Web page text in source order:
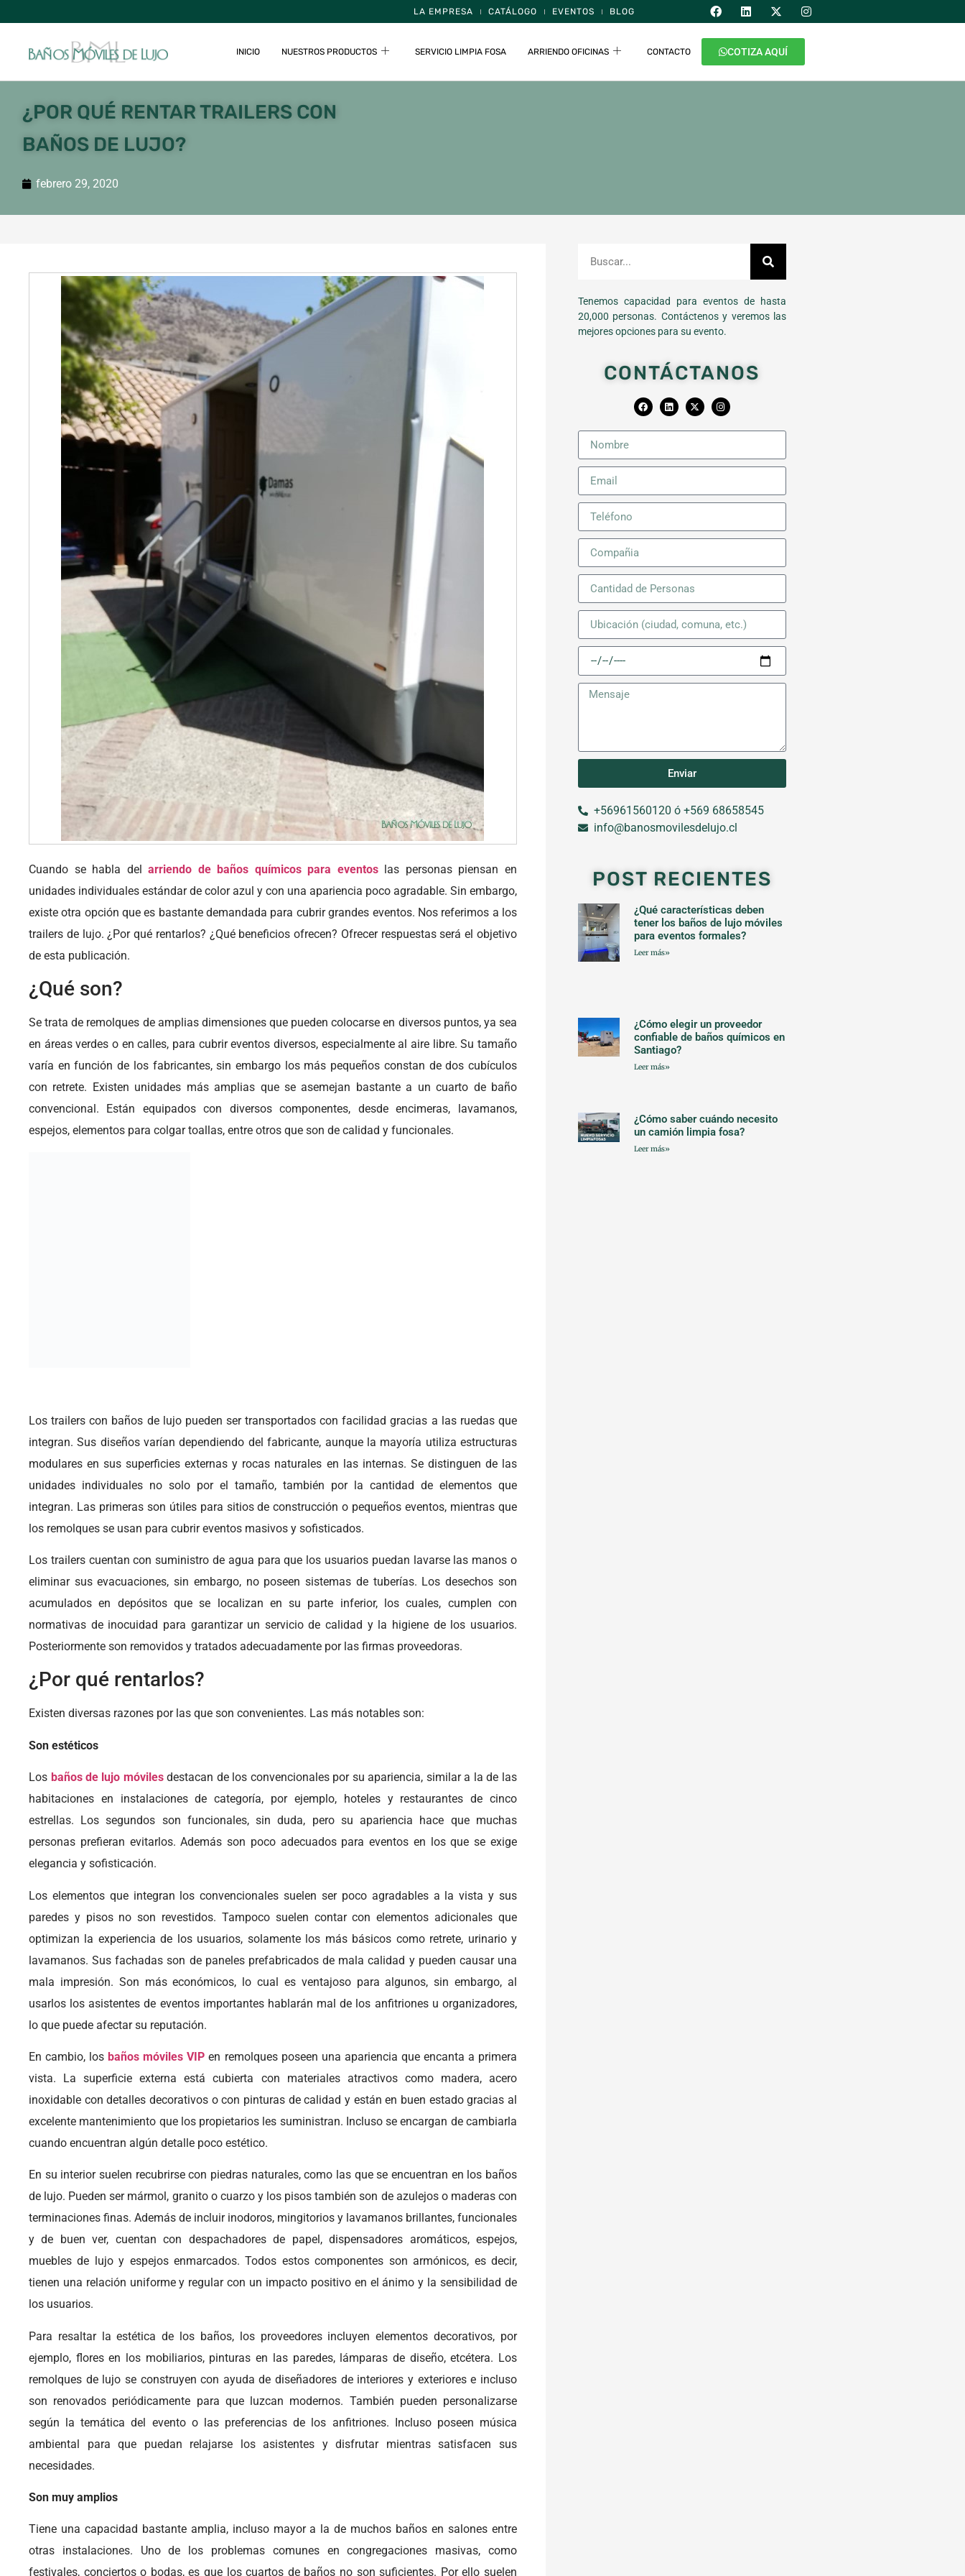
LA EMPRESA CATÁLOGO EVENTOS BLOG
INICIO NUESTROS PRODUCTOS SERVICIO LIMPIA FOSA ARRIENDO OFICINAS CONTACTO COTIZA AQUÍ
¿POR QUÉ RENTAR TRAILERS CON
BAÑOS DE LUJO?
febrero 29, 2020
Cuando se habla delarriendo de baños químicos para eventoslas personas piensan en
unidades individuales estándar de color azul y con una apariencia poco agradable. Sin embargo,
existe otra opción que es bastante demandada para cubrir grandes eventos. Nos referimos a los
trailers de lujo. ¿Por qué rentarlos? ¿Qué beneficios ofrecen? Ofrecer respuestas será el objetivo
de esta publicación.
¿Qué son?
Se trata de remolques de amplias dimensiones que pueden colocarse en diversos puntos, ya sea
en áreas verdes o en calles, para cubrir eventos diversos, especialmente al aire libre. Su tamaño
varía en función de los fabricantes, sin embargo los más pequeños constan de dos cubículos
con retrete. Existen unidades más amplias que se asemejan bastante a un cuarto de baño
convencional. Están equipados con diversos componentes, desde encimeras, lavamanos,
espejos, elementos para colgar toallas, entre otros que son de calidad y funcionales.
Los trailers con baños de lujo pueden ser transportados con facilidad gracias a las ruedas que
integran. Sus diseños varían dependiendo del fabricante, aunque la mayoría utiliza estructuras
modulares en sus superficies externas y rocas naturales en las internas. Se distinguen de las
unidades individuales no solo por el tamaño, también por la cantidad de elementos que
integran. Las primeras son útiles para sitios de construcción o pequeños eventos, mientras que
los remolques se usan para cubrir eventos masivos y sofisticados.
Los trailers cuentan con suministro de agua para que los usuarios puedan lavarse las manos o
eliminar sus evacuaciones, sin embargo, no poseen sistemas de tuberías. Los desechos son
acumulados en depósitos que se localizan en su parte inferior, los cuales, cumplen con
normativas de inocuidad para garantizar un servicio de calidad y la higiene de los usuarios.
Posteriormente son removidos y tratados adecuadamente por las firmas proveedoras.
¿Por qué rentarlos?
Existen diversas razones por las que son convenientes. Las más notables son:
Son estéticos
Los baños de lujo móviles destacan de los convencionales por su apariencia, similar a la de las
habitaciones en instalaciones de categoría, por ejemplo, hoteles y restaurantes de cinco
estrellas. Los segundos son funcionales, sin duda, pero su apariencia hace que muchas
personas prefieran evitarlos. Además son poco adecuados para eventos en los que se exige
elegancia y sofisticación.
Los elementos que integran los convencionales suelen ser poco agradables a la vista y sus
paredes y pisos no son revestidos. Tampoco suelen contar con elementos adicionales que
optimizan la experiencia de los usuarios, solamente los más básicos como retrete, urinario y
lavamanos. Sus fachadas son de paneles prefabricados de mala calidad y pueden causar una
mala impresión. Son más económicos, lo cual es ventajoso para algunos, sin embargo, al
usarlos los asistentes de eventos importantes hablarán mal de los anfitriones u organizadores,
lo que puede afectar su reputación.
En cambio, losbaños móviles VIP en remolques poseen una apariencia que encanta a primera
vista. La superficie externa está cubierta con materiales atractivos como madera, acero
inoxidable con detalles decorativos o con pinturas de calidad y están en buen estado gracias al
excelente mantenimiento que los propietarios les suministran. Incluso se encargan de cambiarla
cuando encuentran algún detalle poco estético.
En su interior suelen recubrirse con piedras naturales, como las que se encuentran en los baños
de lujo. Pueden ser mármol, granito o cuarzo y los pisos también son de azulejos o maderas con
terminaciones finas. Además de incluir inodoros, mingitorios y lavamanos brillantes, funcionales
y de buen ver, cuentan con despachadores de papel, dispensadores aromáticos, espejos,
muebles de lujo y espejos enmarcados. Todos estos componentes son armónicos, es decir,
tienen una relación uniforme y regular con un impacto positivo en el ánimo y la sensibilidad de
los usuarios.
Para resaltar la estética de los baños, los proveedores incluyen elementos decorativos, por
ejemplo, flores en los mobiliarios, pinturas en las paredes, lámparas de diseño, etcétera. Los
remolques de lujo se construyen con ayuda de diseñadores de interiores y exteriores e incluso
son renovados periódicamente para que luzcan modernos. También pueden personalizarse
según la temática del evento o las preferencias de los anfitriones. Incluso poseen música
ambiental para que puedan relajarse los asistentes y disfrutar mientras satisfacen sus
necesidades.
Son muy amplios
Tiene una capacidad bastante amplia, incluso mayor a la de muchos baños en salones entre
otras instalaciones. Uno de los problemas comunes en congregaciones masivas, como
festivales, conciertos o bodas, es que los cuartos de baños no son suficientes. Por ello suelen
Tenemos capacidad para eventos de hasta
20,000 personas. Contáctenos y veremos las
mejores opciones para su evento.
CONTÁCTANOS
Enviar
+56961560120 ó +569 68658545
info@banosmovilesdelujo.cl
POST RECIENTES
¿Qué características deben
tener los baños de lujo móviles
para eventos formales?
Leer más»
¿Cómo elegir un proveedor
confiable de baños químicos en
Santiago?
Leer más»
¿Cómo saber cuándo necesito
un camión limpia fosa?
Leer más»